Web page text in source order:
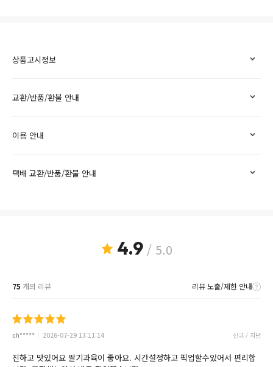
상품고시정보
교환/반품/환불 안내
이용 안내
택배 교환/반품/환불 안내
4.9/ 5.0
75 개의 리뷰 리뷰 노출/제한 안내
ch***** 2026-07-29 13:11:14 신고 / 차단
진하고 맛있어요 딸기과육이 좋아요. 시간설정하고 픽업할수있어서 편리합